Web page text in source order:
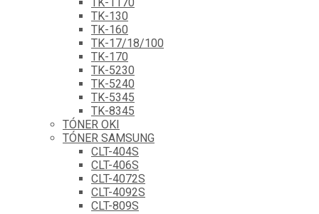
TK-130
TK-160
TK-17/18/100
TK-170
TK-5230
TK-5240
TK-5345
TK-8345
TÓNER OKI
TÓNER SAMSUNG
CLT-404S
CLT-406S
CLT-4072S
CLT-4092S
CLT-809S